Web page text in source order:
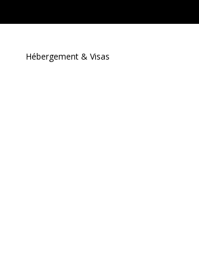
Hébergement & Visas